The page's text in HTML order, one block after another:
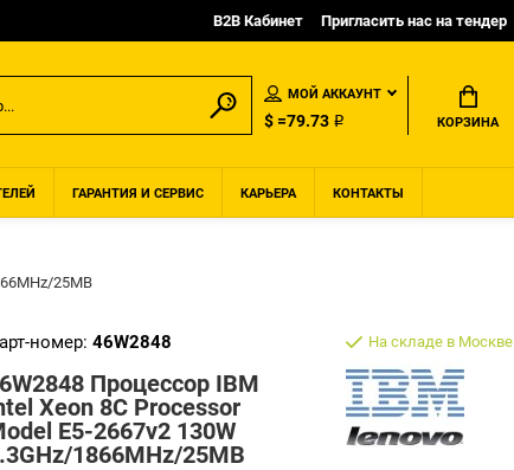
B2B Кабинет Пригласить нас на тендер
МОЙ АККАУНТ
$ =79.73 ₽ КОРЗИНА
ГАРАНТИЯ И СЕРВИС КАРЬЕРА КОНТАКТЫ
25MB
номер: 46W2848
Процессор IBM
Xeon 8C Processor
E5-2667v2 130W
1866MHz/25MB
На складе в Москве